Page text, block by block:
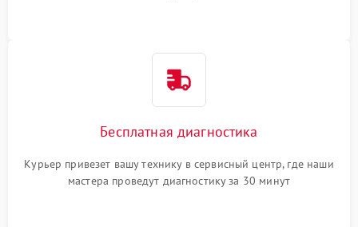
Бесплатная диагностика
Курьер привезет вашу технику в сервисный центр, где наши
мастера проведут диагностику за 30 минут